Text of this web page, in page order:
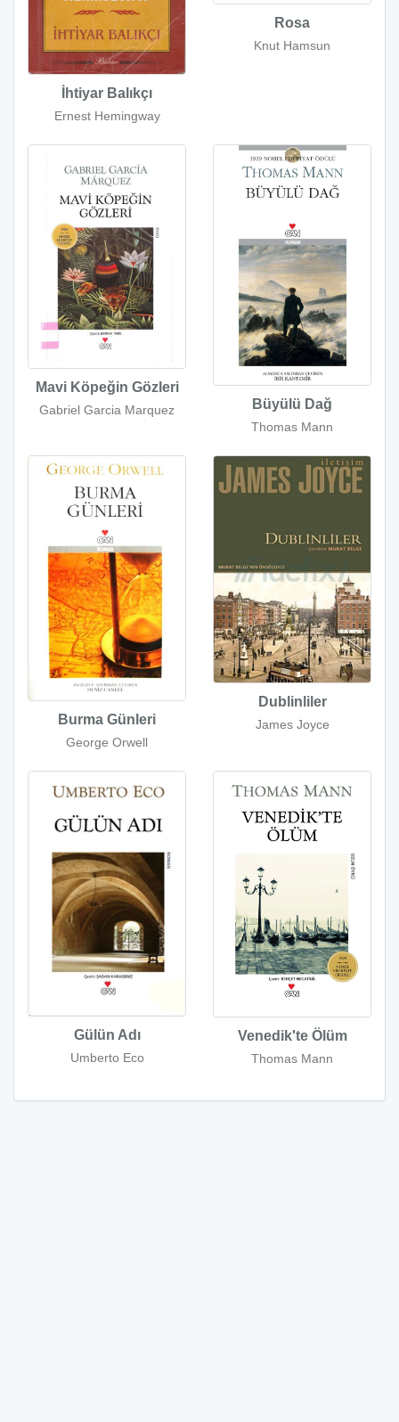
İhtiyar Balıkçı
Ernest Hemingway
Rosa
Knut Hamsun
Mavi Köpeğin Gözleri
Gabriel Garcia Marquez Büyülü Dağ
Thomas Mann
Burma Günleri
George Orwell
Dublinliler
James Joyce
Gülün Adı
Umberto Eco
Venedik'te Ölüm
Thomas Mann